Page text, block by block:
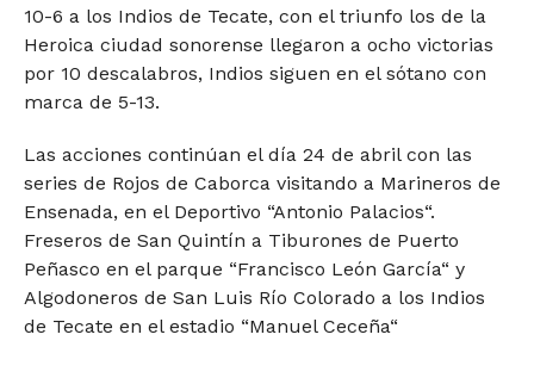
10-6 a los Indios de Tecate, con el triunfo los de la
Heroica ciudad sonorense llegaron a ocho victorias
por 10 descalabros, Indios siguen en el sótano con
marca de 5-13.
Las acciones continúan el día 24 de abril con las
series de Rojos de Caborca visitando a Marineros de
Ensenada, en el Deportivo “Antonio Palacios“.
Freseros de San Quintín a Tiburones de Puerto
Peñasco en el parque “Francisco León García“ y
Algodoneros de San Luis Río Colorado a los Indios
de Tecate en el estadio “Manuel Ceceña“